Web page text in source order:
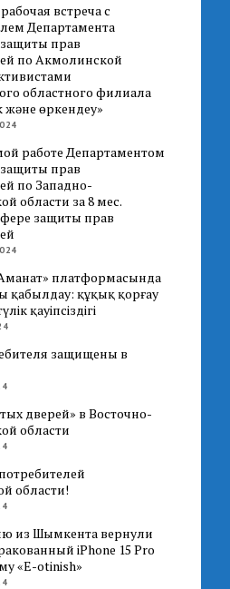
встреча с
Департамента
прав
по Акмолинской
областного филиала
және өркендеу»
работе Департаментом
прав
по Западно-
области за 8 мес.
защиты прав
платформасында
қабылдау: құқық қорғау
қауіпсіздігі
защищены в
дверей» в Восточно-
области
области!
из Шымкента вернули
iPhone 15 Pro
«E-otinish»